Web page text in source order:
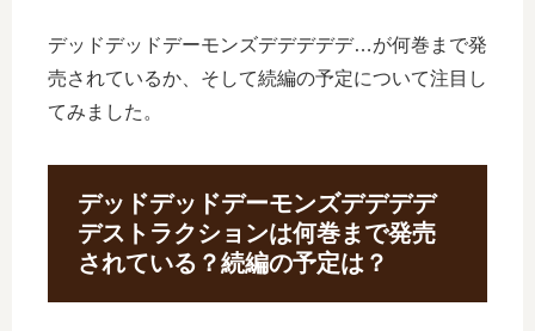
デッドデッドデーモンズデデデデデ…が何巻まで発
売されているか、そして続編の予定について注目し
てみました。
デッドデッドデーモンズデデデデ
デストラクションは何巻まで発売
されている？続編の予定は？